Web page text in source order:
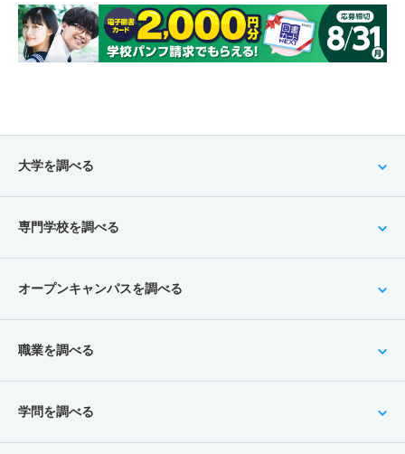
大学を調べる
専門学校を調べる
オープンキャンパスを調べる
職業を調べる
学問を調べる